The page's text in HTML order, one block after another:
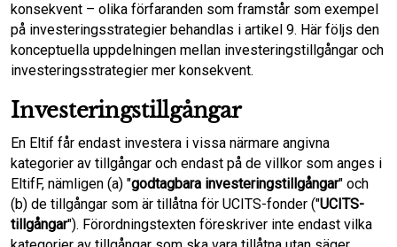
konsekvent – olika förfaranden som framstår som exempel
på investeringsstrategier behandlas i artikel 9. Här följs den
konceptuella uppdelningen mellan investeringstillgångar och
investeringsstrategier mer konsekvent.
Investeringstillgångar
En Eltif får endast investera i vissa närmare angivna
kategorier av tillgångar och endast på de villkor som anges i
EltifF, nämligen (a) "godtagbara investeringstillgångar" och
(b) de tillgångar som är tillåtna för UCITS-fonder ("UCITS-
tillgångar"). Förordningstexten föreskriver inte endast vilka